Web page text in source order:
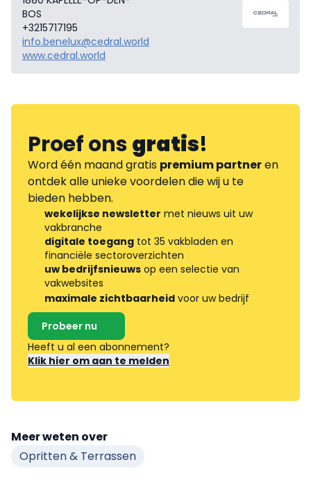
BOS
+3215717195
info.benelux@cedral.world
www.cedral.world
Proef onsgratis!
Word één maand gratis premium partneren
ontdek alle unieke voordelen die wij u te
bieden hebben.
wekelijkse newsletter met nieuws uit uw
vakbranche
digitale toegang tot 35 vakbladen en
financiële sectoroverzichten
uw bedrijfsnieuws op een selectie van
vakwebsites
maximale zichtbaarheid voor uw bedrijf
Probeer nu
Heeft u al een abonnement?
Klik hier om aan te melden
Meer weten over
Opritten & Terrassen